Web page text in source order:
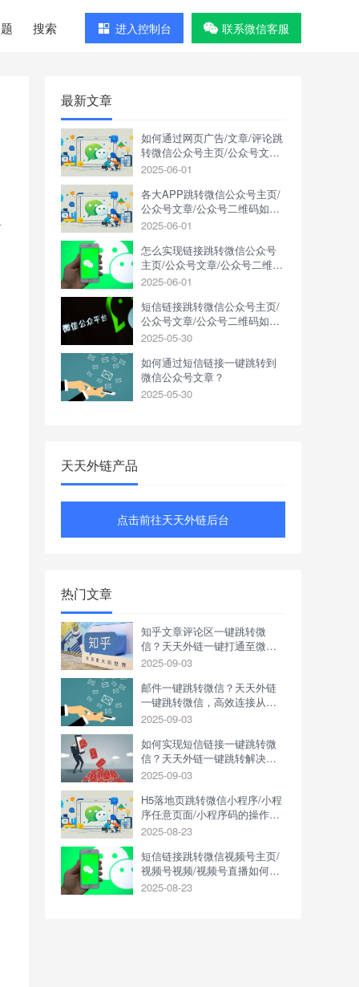
搜索 进入控制台 联系微信客服
最新文章
如何通过网页广告/文章/评论跳
转微信公众号主页/公众号文章/
公众号二维码
2025-06-01
各大APP跳转微信公众号主页/
公众号文章/公众号二维码如何
实现？
2025-06-01
怎么实现链接跳转微信公众号
主页/公众号文章/公众号二维
码？
2025-06-01
短信链接跳转微信公众号主页/
公众号文章/公众号二维码如何
实现？
2025-05-30
如何通过短信链接一键跳转到
微信公众号文章？
2025-05-30
天天外链产品
点击前往天天外链后台
热门文章
知乎文章评论区一键跳转微
信？天天外链一键打通至微信
私域
2025-09-03
邮件一键跳转微信？天天外链
一键跳转微信，高效连接从此
开始
2025-09-03
如何实现短信链接一键跳转微
信？天天外链一键跳转解决方
案
2025-09-03
H5落地页跳转微信小程序/小程
序任意页面/小程序码的操作方
式是什么？
2025-08-23
短信链接跳转微信视频号主页/
视频号视频/视频号直播如何操
作？
2025-08-23